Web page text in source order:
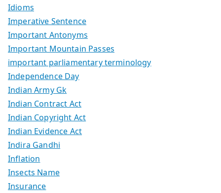
Idioms
Imperative Sentence
Important Antonyms
Important Mountain Passes
important parliamentary terminology
Independence Day
Indian Army Gk
Indian Contract Act
Indian Copyright Act
Indian Evidence Act
Indira Gandhi
Inflation
Insects Name
Insurance